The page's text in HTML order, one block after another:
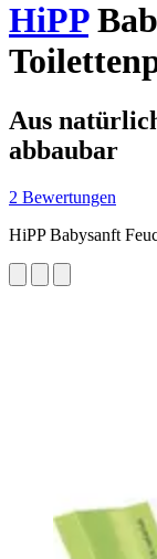
HiPP
Aus
abbaubar
2 Bewertungen
HiPP Babysanft